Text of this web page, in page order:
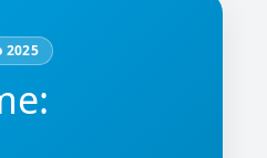
2025